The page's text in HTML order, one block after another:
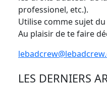
professionel, etc.).
Utilise comme sujet du
Au plaisir de te faire
LES DERNIERS